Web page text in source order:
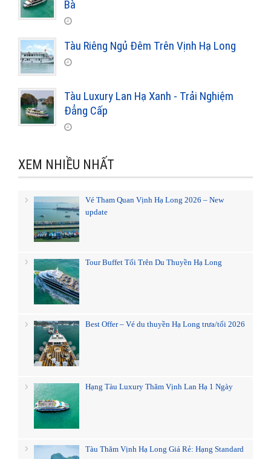
Bà
Tàu Riêng Ngủ Đêm Trên Vịnh Hạ Long
Tàu Luxury Lan Hạ Xanh - Trải Nghiệm
Đẳng Cấp
XEM NHIỀU NHẤT
Vé Tham Quan Vịnh Hạ Long 2026 – New
update
Tour Buffet Tối Trên Du Thuyền Hạ Long
Best Offer – Vé du thuyền Hạ Long trưa/tối 2026
Hạng Tàu Luxury Thăm Vịnh Lan Hạ 1 Ngày
Tàu Thăm Vịnh Hạ Long Giá Rẻ: Hạng Standard